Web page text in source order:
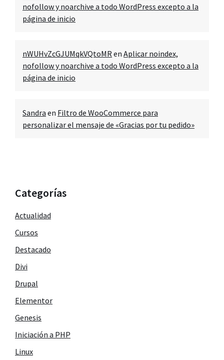
nofollow y noarchive a todo WordPress excepto a la
página de inicio
nWUHvZcGJUMqkVQtoMRen Aplicar noindex,
nofollow y noarchive a todo WordPress excepto a la
página de inicio
Sandra en Filtro de WooCommerce para
personalizar el mensaje de «Gracias por tu pedido»
Categorías
Actualidad
Cursos
Destacado
Divi
Drupal
Elementor
Genesis
Iniciación a PHP
Linux